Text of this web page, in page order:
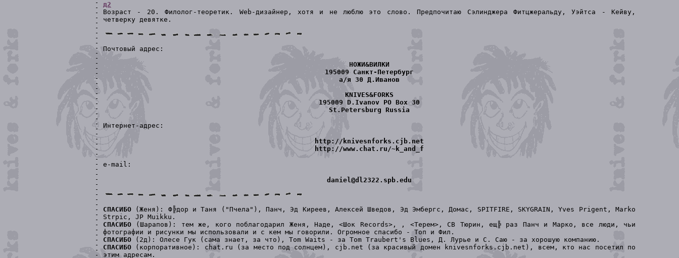
д2
Возраст - 20. Филолог-теоретик. Web-дизайнер, хотя и не люблю это слово. Предпочитаю Сэлинджера Фитцжеральду, Уэйтса - Кейву,
четверку девятке.
Почтовый адрес:
НОЖИ&ВИЛКИ
195009 Санкт-Петербург
а/я 30 Д.Иванов
KNIVES&FORKS
195009 D.Ivanov PO Box 30
St.Petersburg Russia
Интернет-адрес:
http://knivesnforks.cjb.net
http://www.chat.ru/~k_and_f
e-mail:
daniel@dl2322.spb.edu
СПАСИБО (Женя): Ф╠дор и Таня ("Пчела"), Панч, Эд Киреев, Алексей Шведов, Эд Эмбергс, Домас, SPITFIRE, SKYGRAIN, Yves Prigent, Marko
Strpic, JP Muikku.
СПАСИБО (Шарапов): тем же, кого поблагодарил Женя, Наде, <Шок Records>,
, <Терем>, СВ Тюрин, ещ╠ раз Панч и Марко, все люди, чьи
фотографии и рисунки мы использовали и с кем мы говорили. Огромное спасибо - Топ и Фил.
СПАСИБО (2д): Олесе Гук (сама знает, за что), Tom Waits - за Tom Traubert's Blues, Д. Лурье и С. Саю - за хорошую компанию.
СПАСИБО (корпоративное): chat.ru (за место под солнцем), cjb.net (за красивый домен knivesnforks.cjb.net), всем, кто нас посетил по
этим адресам.